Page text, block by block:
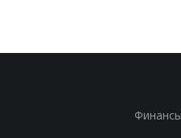
Финансы